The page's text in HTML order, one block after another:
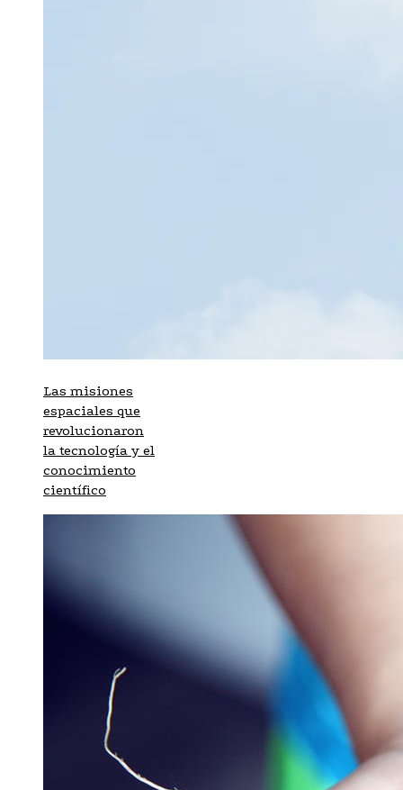
Las misiones
espaciales que
revolucionaron
la tecnología y el
conocimiento
científico